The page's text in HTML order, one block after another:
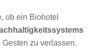
ob ein Biohotel
zu verlassen.